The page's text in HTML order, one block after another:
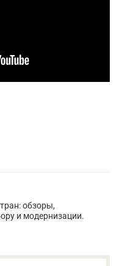
обзоры,
и модернизации.